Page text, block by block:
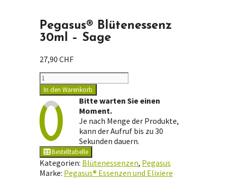
Pegasus® Blütenessenz
30ml – Sage
27,90 CHF
Pegasus®
Blütenessenz
30ml
-
Sage
Menge
In den Warenkorb
Bitte warten Sie einen
Moment.
Je nach Menge der Produkte,
kann der Aufruf bis zu 30
Sekunden dauern.
Bestelltabelle
Kategorien: Blütenessenzen, Pegasus
Marke: Pegasus® Essenzen und Elixiere